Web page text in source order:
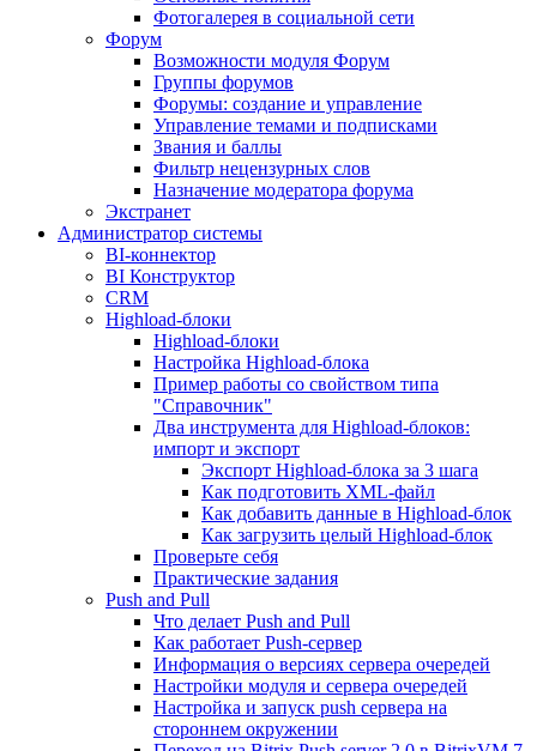
Фотогалерея в социальной сети
Форум
Возможности модуля Форум
Группы форумов
Форумы: создание и управление
Управление темами и подписками
Звания и баллы
Фильтр нецензурных слов
Назначение модератора форума
Экстранет
Администратор системы
BI-коннектор
BI Конструктор
CRM
Highload-блоки
Highload-блоки
Настройка Highload-блока
Пример работы со свойством типа
"Справочник"
Два инструмента для Highload-блоков:
импорт и экспорт
Экспорт Highload-блока за 3 шага
Как подготовить XML-файл
Как добавить данные в Highload-блок
Как загрузить целый Highload-блок
Проверьте себя
Практические задания
Push and Pull
Что делает Push and Pull
Как работает Push-сервер
Информация о версиях сервера очередей
Настройки модуля и сервера очередей
Настройка и запуск push сервера на
стороннем окружении